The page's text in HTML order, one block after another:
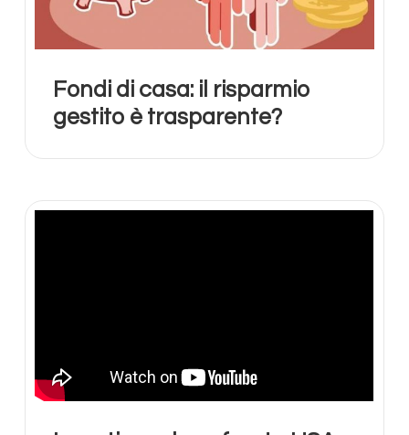
Fondi di casa: il risparmio
gestito è trasparente?